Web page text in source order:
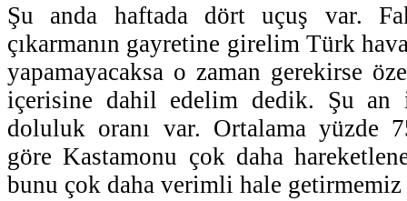
Şu anda haftada dört uçuş var.
çıkarmanın gayretine girelim Türk
yapamayacaksa o zaman gerekirse
içerisine dahil edelim dedik. Şu
doluluk oranı var. Ortalama yüzde
göre Kastamonu çok daha
bunu çok daha verimli hale getirmemiz